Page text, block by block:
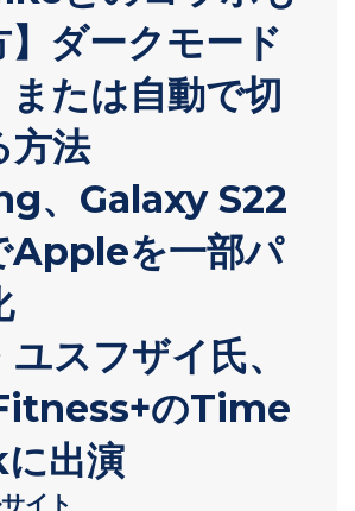
】ダークモード
または自動で切
方法
、Galaxy S22
Appleを一部パ
スフザイ氏、
のTime
出演
イト